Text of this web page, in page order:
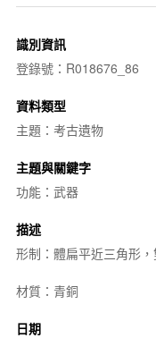
識別資訊
登錄號：R018676_86
資料類型
主題：考古遺物
主題與關鍵字
功能：武器
描述
形制：體扁平近三角形
材質：青銅
日期